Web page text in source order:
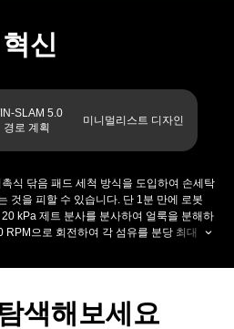
혁신
SLAM 5.0
경로 계획
미니멀리스트 디자인
식 닦음 패드 세척 방식을 도입하여 손세탁
것을 피할 수 있습니다. 단 1분 만에 로봇
kPa 제트 분사를 분사하여 얼룩을 분해하
으로 회전하여 각 섬유를 분당 최대
색해보세요